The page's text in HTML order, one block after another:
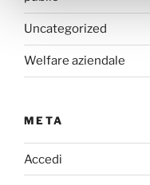
Uncategorized
Welfare aziendale
META
Accedi